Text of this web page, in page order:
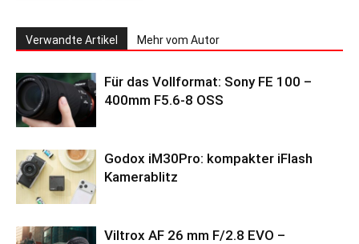
Verwandte Artikel Mehr vom Autor
Für das Vollformat: Sony FE 100 –
400mm F5.6-8 OSS
Godox iM30Pro: kompakter iFlash
Kamerablitz
Viltrox AF 26 mm F/2.8 EVO –